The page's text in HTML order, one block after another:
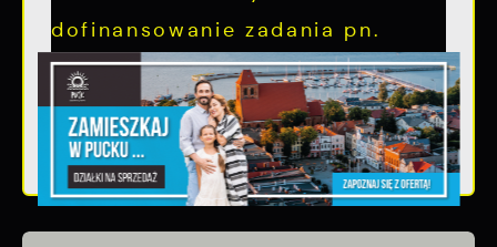
dofinansowanie zadania pn.
Przebudowa...